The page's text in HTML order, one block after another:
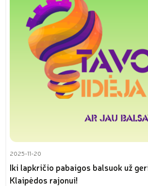
2025-11-20
Iki lapkričio pabaigos balsuok už
Klaipėdos rajonui!